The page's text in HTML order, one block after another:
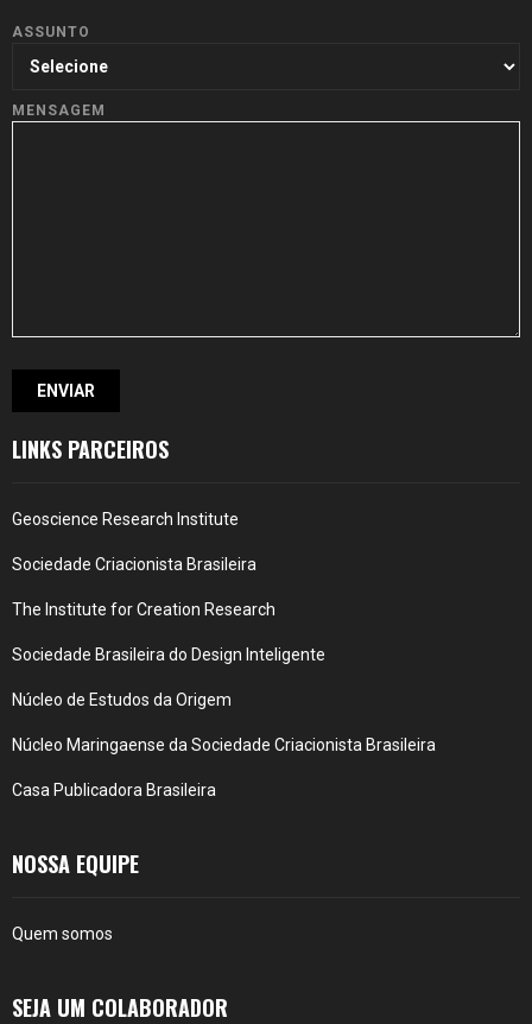
ASSUNTO
MENSAGEM
LINKS PARCEIROS
Geoscience Research Institute
Sociedade Criacionista Brasileira
The Institute for Creation Research
Sociedade Brasileira do Design Inteligente
Núcleo de Estudos da Origem
Núcleo Maringaense da Sociedade Criacionista Brasileira
Casa Publicadora Brasileira
NOSSA EQUIPE
Quem somos
SEJA UM COLABORADOR